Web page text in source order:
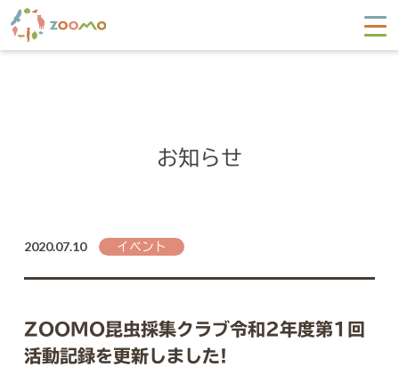
お知らせ
2020.07.10 イベント
ZOOMO昆虫採集クラブ令和2年度第1回
活動記録を更新しました!